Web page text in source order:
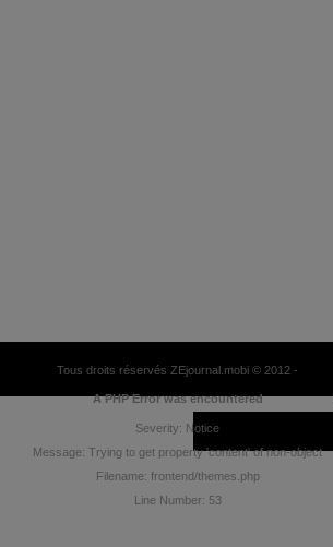
Tous droits réservés ZEjournal.mobi © 2012 -
A PHP Error was encountered
Severity: Notice
Message: Trying to get property 'content' of non-object
Filename: frontend/themes.php
Line Number: 53